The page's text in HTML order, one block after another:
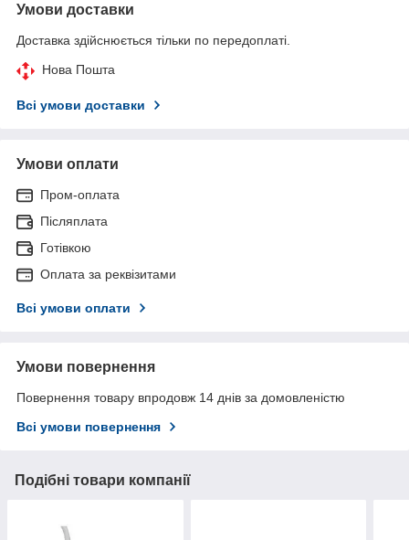
Умови доставки
Доставка здійснюється тільки по передоплаті.
Нова Пошта
Всі умови доставки
Умови оплати
Пром-оплата
Післяплата
Готівкою
Оплата за реквізитами
Всі умови оплати
Умови повернення
Повернення товару впродовж 14 днів за домовленістю
Всі умови повернення
Подібні товари компанії